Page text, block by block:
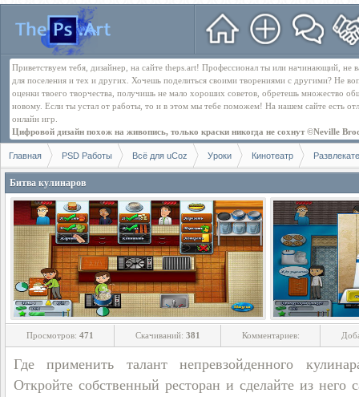
Приветствуем тебя, дизайнер, на сайте theps.art! Профессионал ты или начинающий,
для поселения и тех и других. Хочешь поделиться своими творениями с другими? Не
оценки твоего творчества, получишь не мало хороших советов, обретешь множество
новому. Если ты устал от работы, то и в этом мы тебе поможем! На нашем сайте есть
онлайн игр.
Цифровой дизайн похож на живопись, только краски никогда не сохнут ©Neville
Главная PSD Работы Всё для uCoz Уроки Кинотеатр
Битва кулинаров
Просмотров: 471 Скачиваний: 381 Комментариев:
Где применить талант непревзойденного
Откройте собственный ресторан и сделайте из него